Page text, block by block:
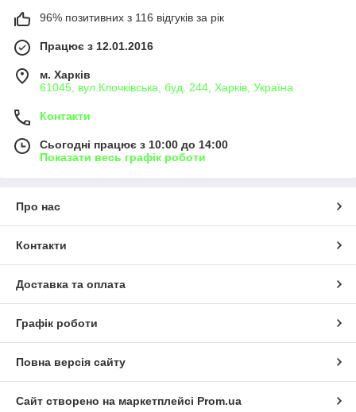
96% позитивних з 116 відгуків за рік
Працює з 12.01.2016
м. Харків
61045, вул.Клочківська, буд. 244, Харків, Україна
Контакти
Сьогодні працює з 10:00 до 14:00
Показати весь графік роботи
Про нас
Контакти
Доставка та оплата
Графік роботи
Повна версія сайту
Сайт створено на маркетплейсі Prom.ua